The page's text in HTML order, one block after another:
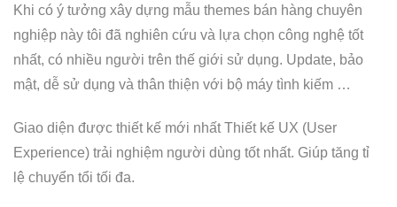
Khi có ý tưởng xây dựng mẫu themes bán hàng chuyên
nghiệp này tôi đã nghiên cứu và lựa chọn công nghệ tốt
nhất, có nhiều người trên thế giới sử dụng. Update, bảo
mật, dễ sử dụng và thân thiện với bộ máy tình kiếm …
Giao diện được thiết kế mới nhất Thiết kế UX (User
Experience) trải nghiệm người dùng tốt nhất. Giúp tăng tỉ
lệ chuyển tổi tối đa.